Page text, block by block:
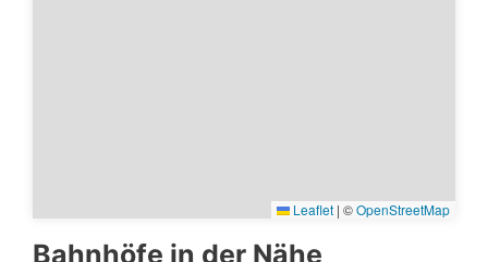
Leaflet | ©OpenStreetMap
Bahnhöfe in der Nähe